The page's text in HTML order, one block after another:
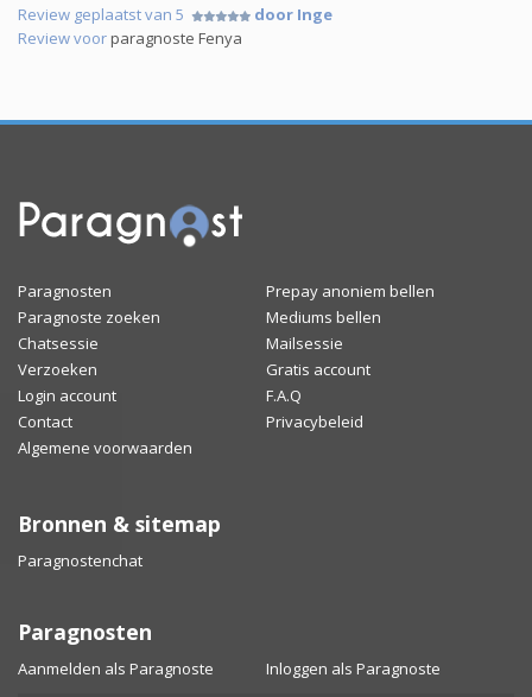
Review geplaatst van 5
door Inge
Review voorparagnoste Fenya
Paragnosten
Prepay anoniem bellen
Paragnoste zoeken
Mediums bellen
Chatsessie
Mailsessie
Verzoeken
Gratis account
Login account
F.A.Q
Contact
Privacybeleid
Algemene voorwaarden
Bronnen & sitemap
Paragnostenchat
Paragnosten
Aanmelden als Paragnoste Inloggen als Paragnoste